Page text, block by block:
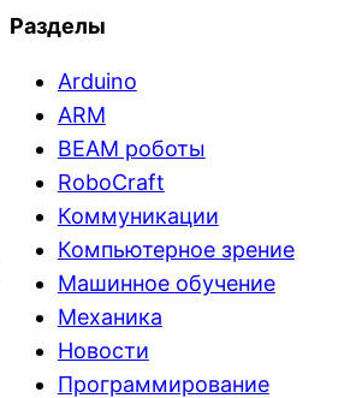
Разделы
Arduino
ARM
BEAM роботы
RoboCraft
Коммуникации
Компьютерное зрение
Машинное обучение
Механика
Новости
Программирование